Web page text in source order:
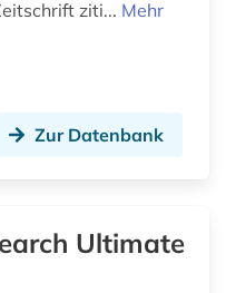
ziti... Mehr
Zur Datenbank
Ultimate